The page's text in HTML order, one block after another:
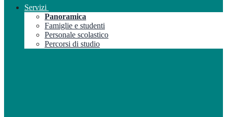
Servizi
Panoramica
Famiglie e studenti
Personale scolastico
Percorsi di studio